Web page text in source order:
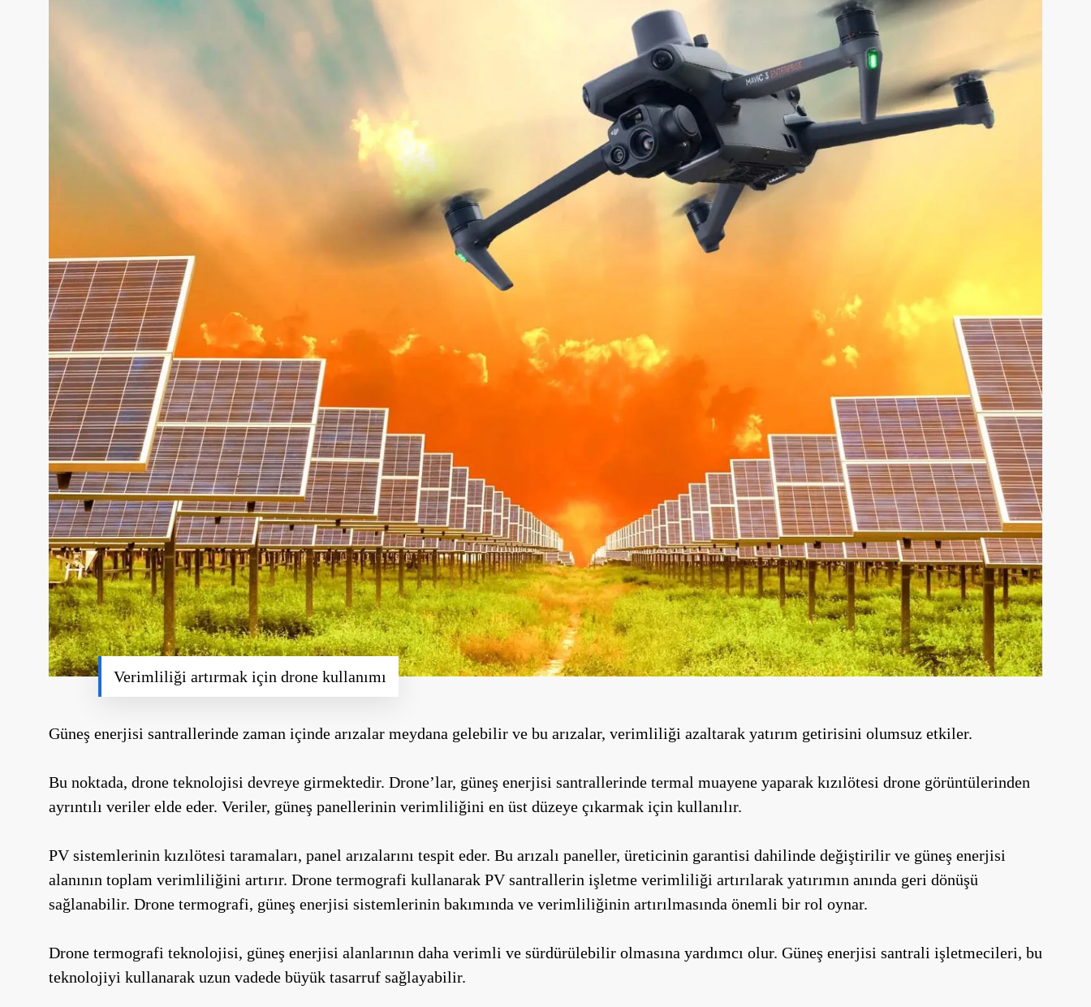
Verimliliği artırmak için drone kullanımı
Güneş enerjisi santrallerinde zaman içinde arızalar meydana gelebilir ve bu arızalar, verimliliği azaltarak yatırım getirisini olumsuz etkiler.
Bu noktada, drone teknolojisi devreye girmektedir. Drone’lar, güneş enerjisi santrallerinde termal muayene yaparak kızılötesi drone görüntülerinden
ayrıntılı veriler elde eder. Veriler, güneş panellerinin verimliliğini en üst düzeye çıkarmak için kullanılır.
PV sistemlerinin kızılötesi taramaları, panel arızalarını tespit eder. Bu arızalı paneller, üreticinin garantisi dahilinde değiştirilir ve güneş enerjisi
alanının toplam verimliliğini artırır. Drone termografi kullanarak PV santrallerin işletme verimliliği artırılarak yatırımın anında geri dönüşü
sağlanabilir. Drone termografi, güneş enerjisi sistemlerinin bakımında ve verimliliğinin artırılmasında önemli bir rol oynar.
Drone termografi teknolojisi, güneş enerjisi alanlarının daha verimli ve sürdürülebilir olmasına yardımcı olur. Güneş enerjisi santrali işletmecileri, bu
teknolojiyi kullanarak uzun vadede büyük tasarruf sağlayabilir.